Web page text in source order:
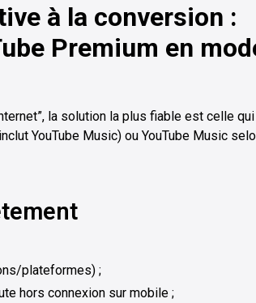
à la conversion :
Premium en
la solution la plus fiable est celle
YouTube Music) ou YouTube Music
plateformes) ;
hors connexion sur mobile ;